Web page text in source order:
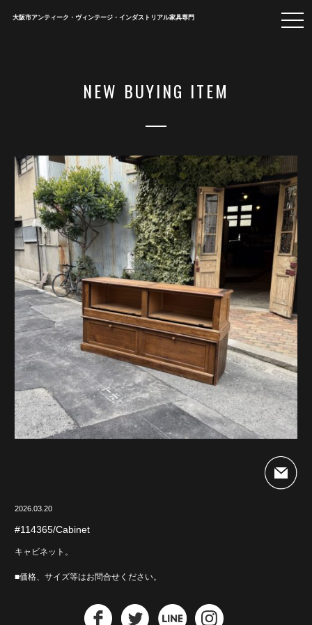
大阪市アンティーク・ヴィンテージ・インダストリアル家具専門
NEW BUYING ITEM
2026.03.20
#114365/Cabinet
キャビネット。
■価格、サイズ等はお問合せください。